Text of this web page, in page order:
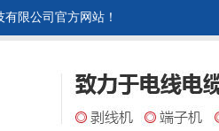
限公司官方网站！